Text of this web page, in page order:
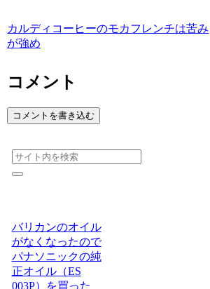
カルディコーヒーのモカフレンチは苦み
が強め
コメント
コメントを書き込む
バリカンのオイル
がなくなったので
パナソニックの純
正オイル（ES
003P）を買った